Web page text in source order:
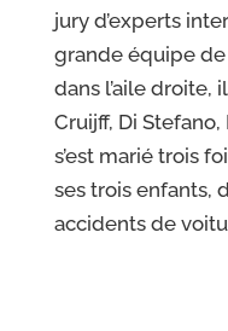
jury d’experts
grande équipe
dans l’aile droite,
Cruijff, Di Stefano,
s’est marié trois
ses trois enfants,
accidents de